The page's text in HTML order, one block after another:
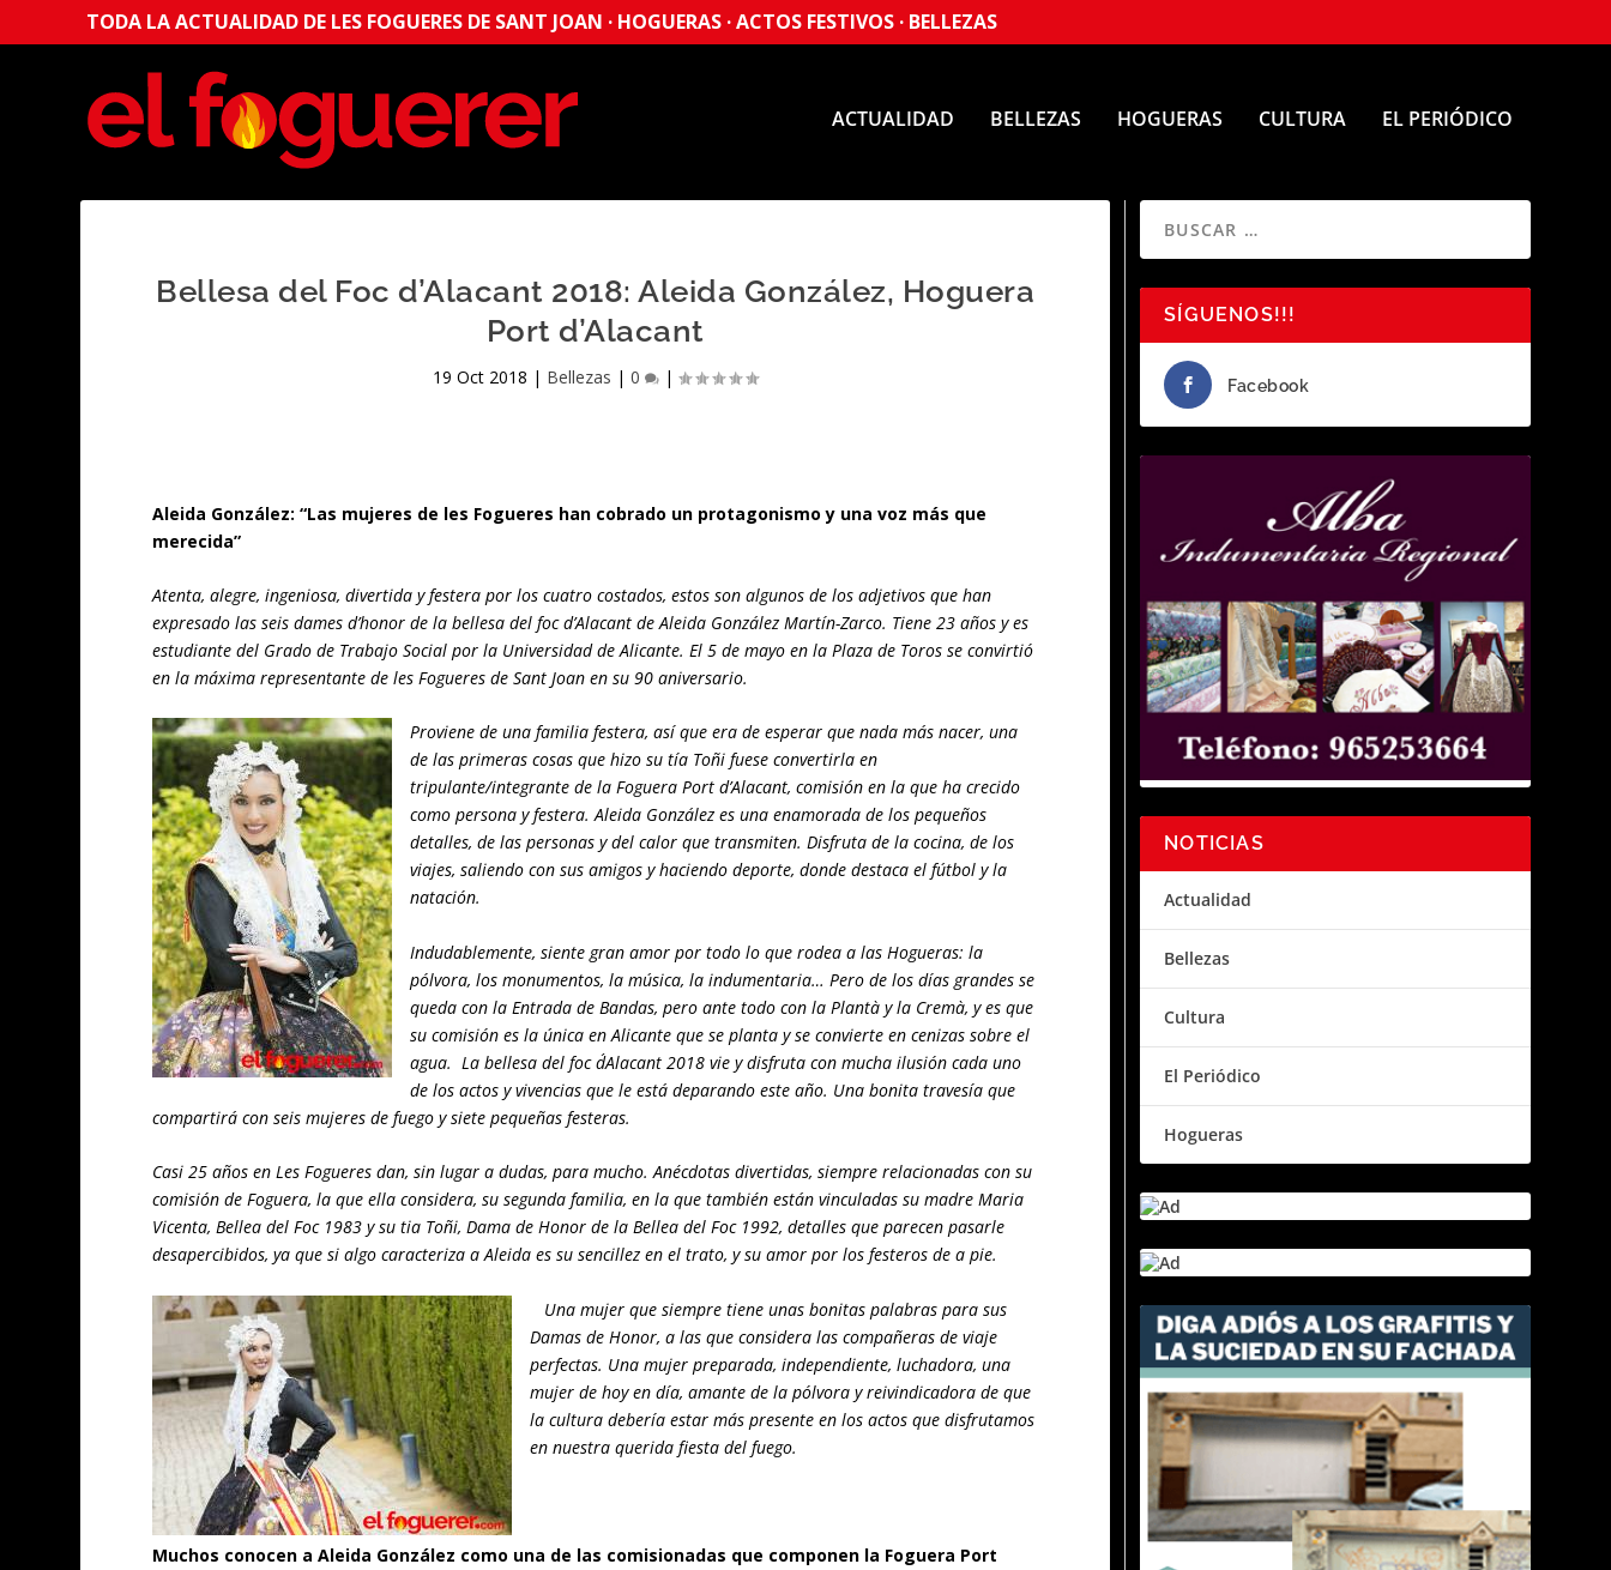
TODA LA ACTUALIDAD DE LES FOGUERES DE SANT JOAN · HOGUERAS · ACTOS FESTIVOS · BELLEZAS
ACTUALIDAD BELLEZAS HOGUERAS CULTURA EL PERIÓDICO
Bellesa del Foc d’Alacant 2018: Aleida González, Hoguera
Port d’Alacant
19 Oct 2018 | Bellezas |0 |
Aleida González: “Las mujeres de les Fogueres han cobrado un protagonismo y una voz más que
merecida”
Atenta, alegre, ingeniosa, divertida y festera por los cuatro costados, estos son algunos de los adjetivos que han
expresado las seis dames d’honor de la bellesa del foc d’Alacant de Aleida González Martín-Zarco. Tiene 23 años y es
estudiante del Grado de Trabajo Social por la Universidad de Alicante. El 5 de mayo en la Plaza de Toros se convirtió
en la máxima representante de les Fogueres de Sant Joan en su 90 aniversario.
Proviene de una familia festera, así que era de esperar que nada más nacer, una
de las primeras cosas que hizo su tía Toñi fuese convertirla en
tripulante/integrante de la Foguera Port d’Alacant, comisión en la que ha crecido
como persona y festera. Aleida González es una enamorada de los pequeños
detalles, de las personas y del calor que transmiten. Disfruta de la cocina, de los
viajes, saliendo con sus amigos y haciendo deporte, donde destaca el fútbol y la
natación.
Indudablemente, siente gran amor por todo lo que rodea a las Hogueras: la
pólvora, los monumentos, la música, la indumentaria… Pero de los días grandes se
queda con la Entrada de Bandas, pero ante todo con la Plantà y la Cremà, y es que
su comisión es la única en Alicante que se planta y se convierte en cenizas sobre el
agua. La bellesa del foc d´Alacant 2018 vie y disfruta con mucha ilusión cada uno
de los actos y vivencias que le está deparando este año. Una bonita travesía que
compartirá con seis mujeres de fuego y siete pequeñas festeras.
Casi 25 años en Les Fogueres dan, sin lugar a dudas, para mucho. Anécdotas divertidas, siempre relacionadas con su
comisión de Foguera, la que ella considera, su segunda familia, en la que también están vinculadas su madre Maria
Vicenta, Bellea del Foc 1983 y su tia Toñi, Dama de Honor de la Bellea del Foc 1992, detalles que parecen pasarle
desapercibidos, ya que si algo caracteriza a Aleida es su sencillez en el trato, y su amor por los festeros de a pie.
Una mujer que siempre tiene unas bonitas palabras para sus
Damas de Honor, a las que considera las compañeras de viaje
perfectas. Una mujer preparada, independiente, luchadora, una
mujer de hoy en día, amante de la pólvora y reivindicadora de que
la cultura debería estar más presente en los actos que disfrutamos
en nuestra querida fiesta del fuego.
Muchos conocen a Aleida González como una de las comisionadas que componen la Foguera Port
SÍGUENOS!!!
Facebook
NOTICIAS
Actualidad
Bellezas
Cultura
El Periódico
Hogueras